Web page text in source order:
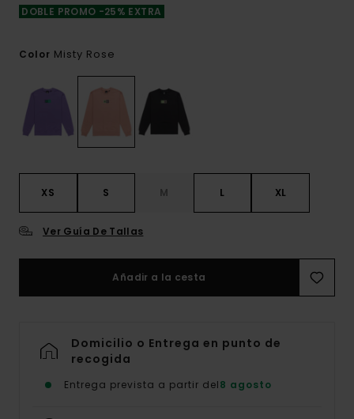
DOBLE PROMO -25% EXTRA
Color Misty Rose
XS S M L XL
Ver Guía De Tallas
Añadir a la cesta
Domicilio o Entrega en punto de
recogida
Entrega prevista a partir del8 agosto